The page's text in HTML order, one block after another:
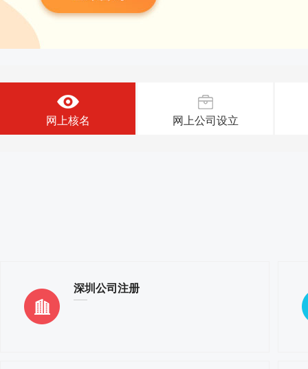
网上核名 网上公司设立
深圳公司注册